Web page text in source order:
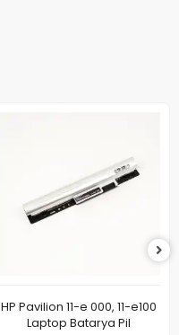
HP Pavilion 11-e 000, 11-e100
Laptop Batarya Pil